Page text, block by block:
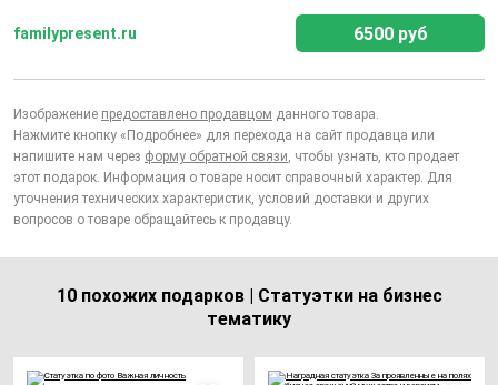
familypresent.ru 6500 руб
Изображение предоставлено продавцом данного товара.
Нажмите кнопку «Подробнее» для перехода на сайт продавца или
напишите нам через форму обратной связи, чтобы узнать, кто продает
этот подарок. Информация о товаре носит справочный характер. Для
уточнения технических характеристик, условий доставки и других
вопросов о товаре обращайтесь к продавцу.
10 похожих подарков | Статуэтки на бизнес
тематику